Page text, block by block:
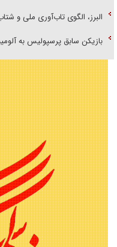
البرز، الگوی تاب‌آوری ملی و
بازیکن سابق پرسپولیس به